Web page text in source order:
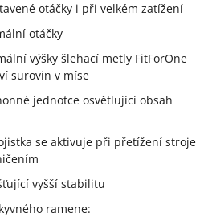
otáčky i při velkém zatížení
otáčky
výšky šlehací metly FitForOne
surovin v míse
jednotce osvětlující obsah
se aktivuje při přetížení stroje
vyšší stabilitu
ramene: